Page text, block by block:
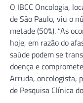
O IBCC Oncologia,
de São Paulo, viu o
metade (50%). “As
hoje, em razão do
saúde podem se
doença e
Arruda, oncologista,
de Pesquisa Clínica